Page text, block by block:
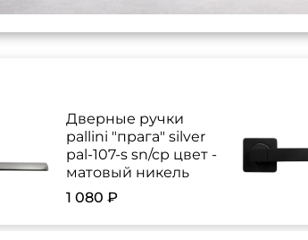
Дверные ручки
pallini "прага" silver
pal-107-s sn/cp цвет -
матовый никель
1 080 ₽